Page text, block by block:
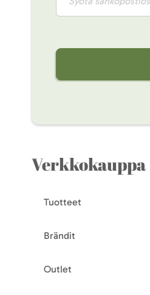
Verkkokauppa
Tuotteet
Brändit
Outlet